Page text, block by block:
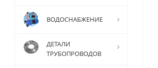
ВОДОСНАБЖЕНИЕ
ДЕТАЛИ
ТРУБОПРОВОДОВ